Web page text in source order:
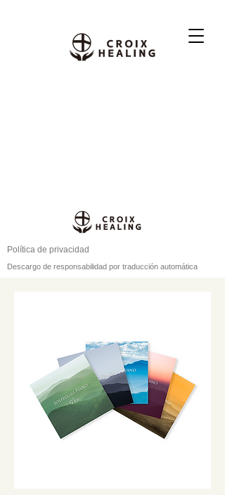
Política de privacidad
Descargo de responsabilidad por traducción automática